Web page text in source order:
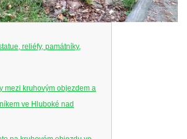
reliéfy, památníky,
mezi kruhovým objezdem a
ve Hluboké nad